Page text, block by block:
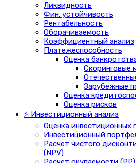
Ликвидность
Фин. устойчивость
Рентабельность
Оборачиваемость
Коэффициентный анализ
Платежеспособность
Оценка
Скоринговые
Зарубежные
Оценка
Оценка рисков
⚡ Инвестиционный анализ
Оценка инвестиционных
Инвестиционный
Расчет чистого
(NPV)